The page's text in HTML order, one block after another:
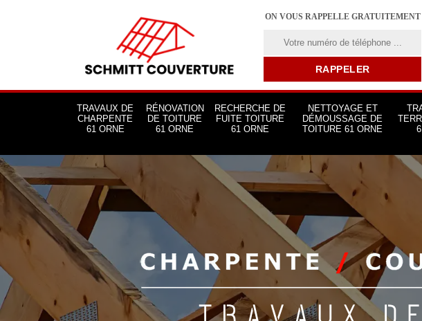
ON VOUS RAPPELLE GRATUITEMENT
TRAVAUX DE
CHARPENTE
61 ORNE
RÉNOVATION
DE TOITURE
61 ORNE
RECHERCHE DE
FUITE TOITURE
61 ORNE
NETTOYAGE ET
DÉMOUSSAGE DE
TOITURE 61 ORNE